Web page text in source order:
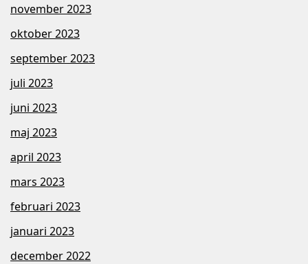
november 2023
oktober 2023
september 2023
juli 2023
juni 2023
maj 2023
april 2023
mars 2023
februari 2023
januari 2023
december 2022